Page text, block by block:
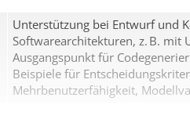
Unterstützung bei Entwurf und
Softwarearchitekturen, z. B. mit
Ausgangspunkt für
Beispiele für
Mehrbenutzerfähigkeit,